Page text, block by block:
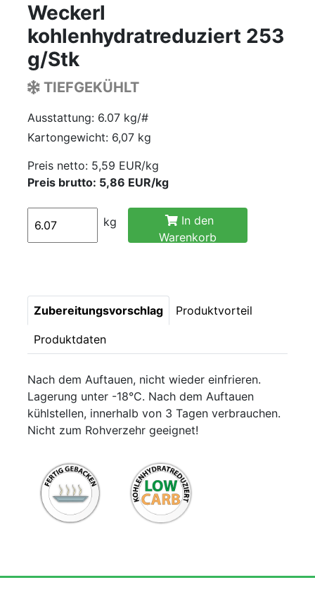
Weckerl
kohlenhydratreduziert 253
g/Stk
TIEFGEKÜHLT
Ausstattung: 6.07 kg/#
Kartongewicht: 6,07 kg
Preis netto: 5,59 EUR/kg
Preis brutto: 5,86 EUR/kg
kg
In den
Warenkorb
Zubereitungsvorschlag Produktvorteil
Produktdaten
Nach dem Auftauen, nicht wieder einfrieren.
Lagerung unter -18°C. Nach dem Auftauen
kühlstellen, innerhalb von 3 Tagen verbrauchen.
Nicht zum Rohverzehr geeignet!